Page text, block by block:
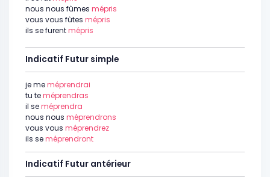
nous nous fûmes mépris
vous vous fûtes mépris
ils se furentmépris
Indicatif Futur simple
je meméprendrai
tu teméprendras
il seméprendra
nous nous méprendrons
vous vous méprendrez
ils seméprendront
Indicatif Futur antérieur